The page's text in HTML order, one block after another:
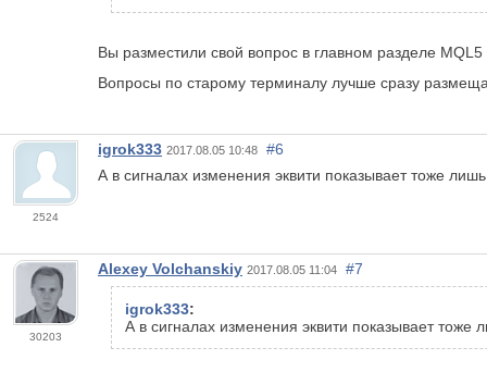
Вы разместили свой вопрос в главном разделе
Вопросы по старому терминалу лучше сразу
2524
igrok333 2017.08.05 10:48
#6
А в сигналах изменения эквити показывает тоже
30203
Alexey Volchanskiy 2017.08.05 11:04 #7
igrok333:
А в сигналах изменения эквити показывает